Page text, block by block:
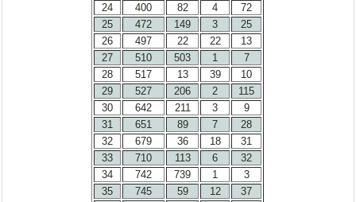
24
400 82 4
72
25
472 149 3
25
26
497 22 22
13
27
510 503 1
7
28
517 13 39
10
29
527 206 2
115
30
642 211 3
9
31
651 89 7
28
32
679 36 18
31
33
710 113 6
32
34
742 739 1
3
35
745 59 12
37